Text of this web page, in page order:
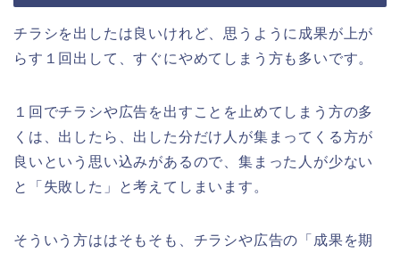
チラシを出したは良いけれど、思うように成果が上が
らす１回出して、すぐにやめてしまう方も多いです。
１回でチラシや広告を出すことを止めてしまう方の多
くは、出したら、出した分だけ人が集まってくる方が
良いという思い込みがあるので、集まった人が少ない
と「失敗した」と考えてしまいます。
そういう方ははそもそも、チラシや広告の「成果を期